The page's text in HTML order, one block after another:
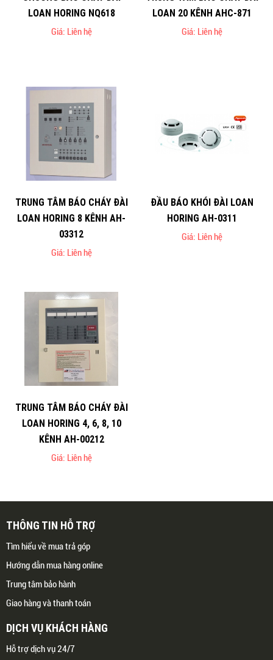
LOAN HORING NQ618
Giá: Liên hệ
LOAN 20 KÊNH AHC-871
Giá: Liên hệ
TRUNG TÂM BÁO CHÁY ĐÀI
LOAN HORING 8 KÊNH AH-
03312
Giá: Liên hệ
ĐẦU BÁO KHÓI ĐÀI LOAN
HORING AH-0311
Giá: Liên hệ
TRUNG TÂM BÁO CHÁY ĐÀI
LOAN HORING 4, 6, 8, 10
KÊNH AH-00212
Giá: Liên hệ
THÔNG TIN HỖ TRỢ
Tìm hiểu về mua trả góp
Hướng dẫn mua hàng online
Trung tâm bảo hành
Giao hàng và thanh toán
DỊCH VỤ KHÁCH HÀNG
Hỗ trợ dịch vụ 24/7